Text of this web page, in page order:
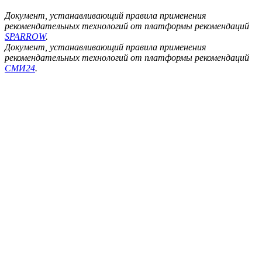
Документ, устанавливающий правила применения
рекомендательных технологий от платформы рекомендаций
SPARROW.
Документ, устанавливающий правила применения
рекомендательных технологий от платформы рекомендаций
СМИ24.